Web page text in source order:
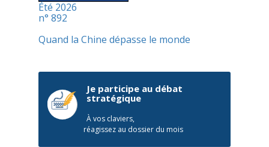
Été 2026
n° 892
Quand la Chine dépasse le monde
Je participe au débat
stratégique
À vos claviers,
réagissez au dossier du mois